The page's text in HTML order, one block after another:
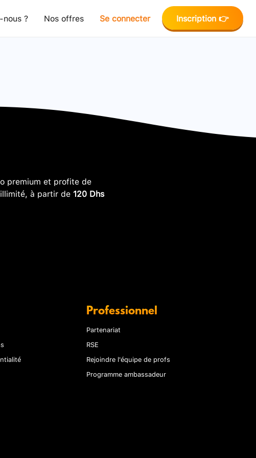
? Nos offres Se connecter Inscription 👉
premium et profite de
à partir de 120 Dhs
Professionnel
Partenariat
RSE
Rejoindre l'équipe de profs
Programme ambassadeur